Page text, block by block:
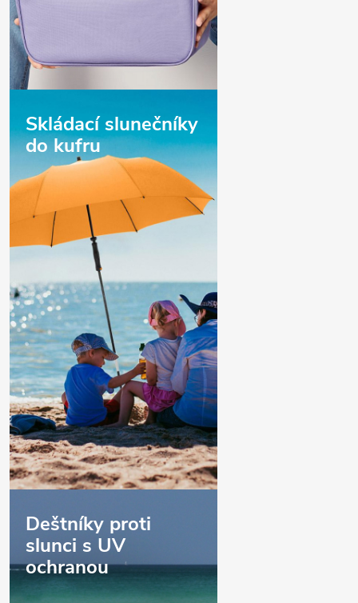
Skládací slunečníky
do kufru
Deštníky proti
slunci s UV
ochranou